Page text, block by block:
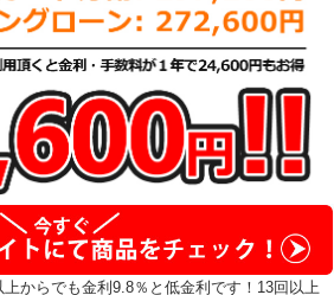
からでも金利9.8％と低金利です！13回以上